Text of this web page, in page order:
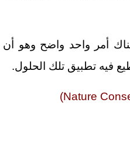
أمر واحد واضح وهو أن
فيه تطبيق تلك الحلول.